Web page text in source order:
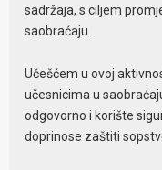
sadržaja, s ciljem
saobraćaju.
Učešćem u ovoj
učesnicima u
odgovorno i korište
doprinose zaštiti